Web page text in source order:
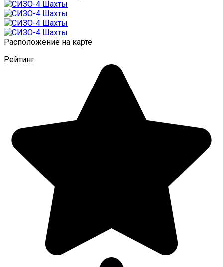
Расположение на карте
Рейтинг